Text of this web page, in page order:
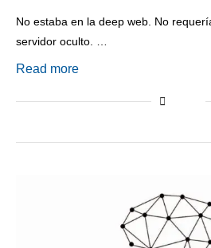
No estaba en la deep web. No
servidor oculto. …
Read more